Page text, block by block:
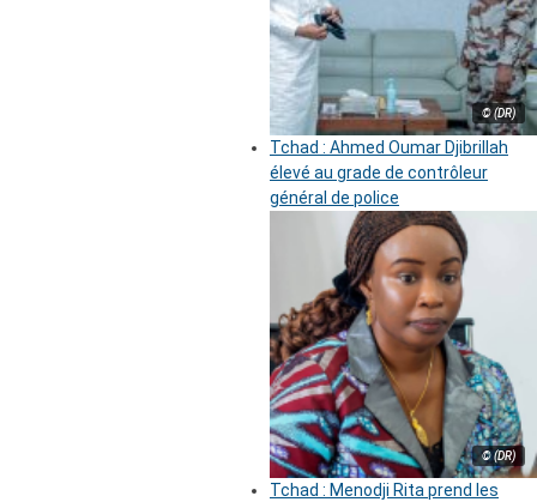
© (DR)
Tchad : Ahmed Oumar Djibrillah
élevé au grade de contrôleur
général de police
© (DR)
Tchad : Menodji Rita prend les